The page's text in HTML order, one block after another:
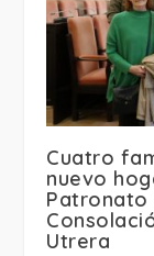
Cuatro
nuevo
Patronato
Utrera